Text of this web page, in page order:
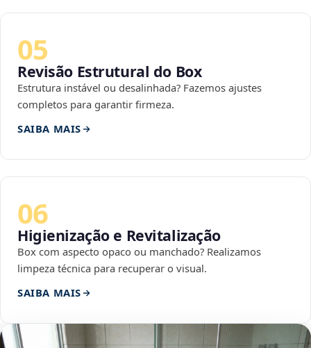
05
Revisão Estrutural do Box
Estrutura instável ou desalinhada? Fazemos ajustes
completos para garantir firmeza.
SAIBA MAIS
06
Higienização e Revitalização
Box com aspecto opaco ou manchado? Realizamos
limpeza técnica para recuperar o visual.
SAIBA MAIS